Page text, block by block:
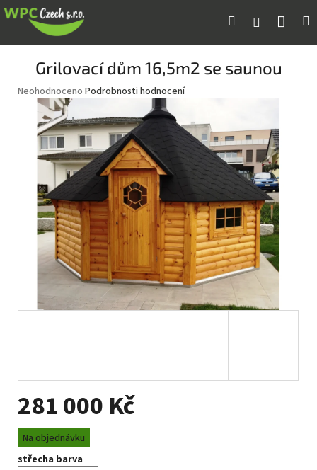
Přejít
na
Hledat Přihlášení
Grilovací dům 16,5m2 se saunou
Průměrné
hodnocení
produktu
hvězdiček.
Neohodnoceno Podrobnosti hodnocení
281 000 Kč
Měrná
cena:
Na objednávku
střecha barva